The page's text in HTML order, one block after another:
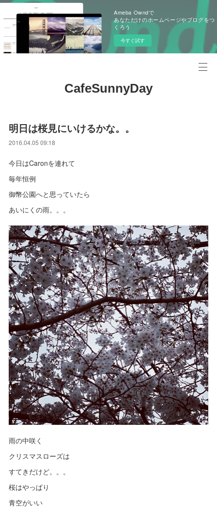
Ameba Owndで
あなただけのホームページやブログをつ
くろう
今すぐ試す
CafeSunnyDay
明日は桜見にいけるかな。。
2016.04.05 09:18
今日はCaronを連れて
毎年恒例
御幣公園へと思っていたら
あいにくの雨。。。
雨の中咲く
クリスマスローズは
すてきだけど。。。
桜はやっぱり
青空がいい